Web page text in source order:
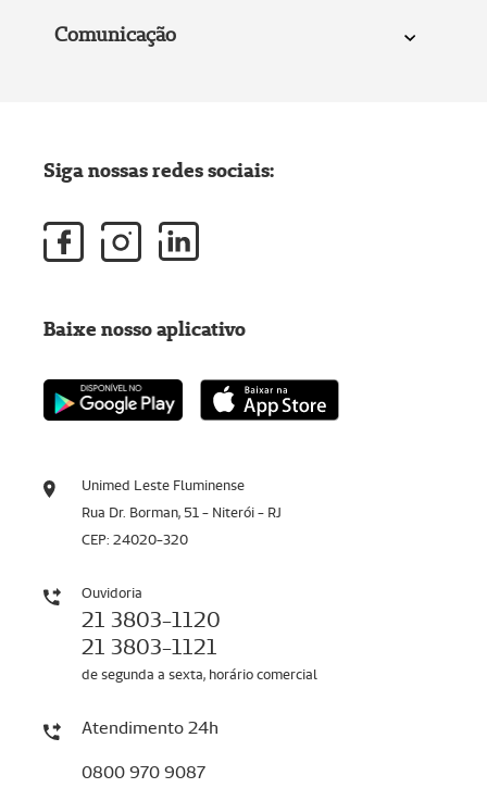
Comunicação
Unimed Leste Fluminense
Rua Dr. Borman, 51 - Niterói - RJ
CEP: 24020-320
Ouvidoria
21 3803-1120
21 3803-1121
de segunda a sexta, horário comercial
Atendimento 24h
0800 970 9087
Siga nossas redes sociais:
Baixe nosso aplicativo